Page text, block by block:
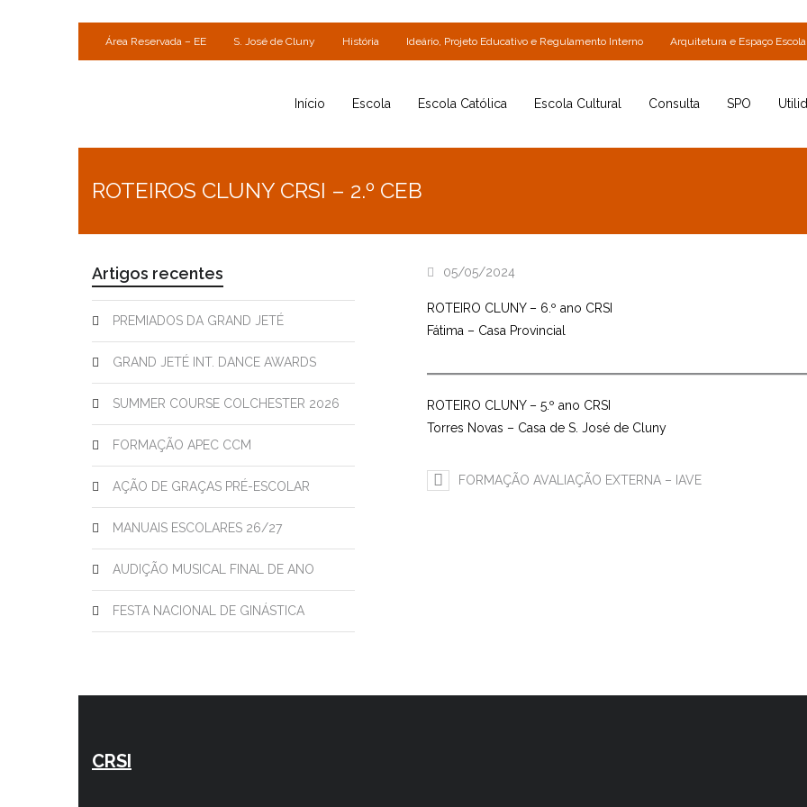
Área Reservada – EE S. José de Cluny História Ideário, Projeto Educativo e Regulamento Interno Arquitetura e Espaço
Início Escola Escola Católica Escola Cultural Consulta SPO
ROTEIROS CLUNY CRSI – 2.º CEB
05/05/2024
ROTEIRO CLUNY – 6.º ano CRSI
Fátima – Casa Provincial
ROTEIRO CLUNY – 5.º ano CRSI
Torres Novas – Casa de S. José de Cluny
FORMAÇÃO AVALIAÇÃO EXTERNA – IAVE
Artigos recentes
PREMIADOS DA GRAND JETÉ
GRAND JETÉ INT. DANCE AWARDS
SUMMER COURSE COLCHESTER 2026
FORMAÇÃO APEC CCM
AÇÃO DE GRAÇAS PRÉ-ESCOLAR
MANUAIS ESCOLARES 26/27
AUDIÇÃO MUSICAL FINAL DE ANO
FESTA NACIONAL DE GINÁSTICA
CRSI